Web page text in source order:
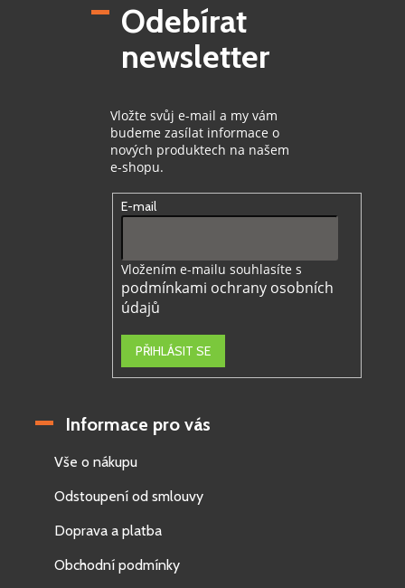
Odebírat
newsletter
Vložte svůj e-mail a my vám
budeme zasílat informace o
nových produktech na našem
e-shopu.
E-mail
Vložením e-mailu souhlasíte s
podmínkami ochrany osobních
údajů
PŘIHLÁSIT SE
Informace pro vás
Vše o nákupu
Odstoupení od smlouvy
Doprava a platba
Obchodní podmínky